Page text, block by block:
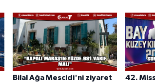
Bilal Ağa Mescidi'ni ziyaret
42.